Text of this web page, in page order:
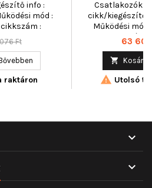
info :
mód :
:
Ft
raktáron
Csatlakozók
cikk/kiegészítő
Működési mód
cikkszám
Ár
63
 Kosárba
 Utolsó

